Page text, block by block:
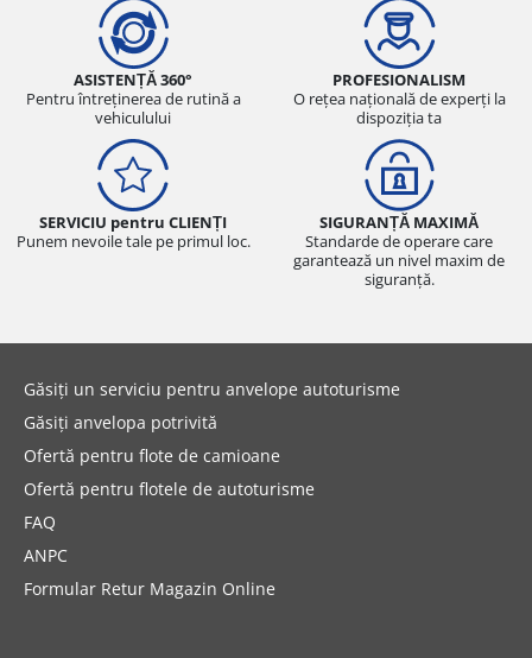
ASISTENȚĂ 360°
Pentru întreținerea de rutină a
vehiculului
PROFESIONALISM
O rețea națională de experți la
dispoziția ta
SERVICIU pentru CLIENȚI
Punem nevoile tale pe primul loc.
SIGURANȚĂ MAXIMĂ
Standarde de operare care
garantează un nivel maxim de
siguranță.
Găsiți un serviciu pentru anvelope autoturisme
Găsiți anvelopa potrivită
Ofertă pentru flote de camioane
Ofertă pentru flotele de autoturisme
FAQ
ANPC
Formular Retur Magazin Online